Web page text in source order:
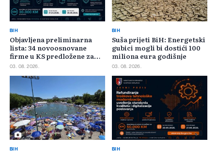
BIH
Objavljena preliminarna
lista: 34 novoosnovane
firme u KS predložene za
400.000 KM poticaja
03. 08. 2026.
BIH
Suša prijeti BiH: Energetski
gubici mogli bi dostići 100
miliona eura godišnje
03. 08. 2026.
BIH BIH